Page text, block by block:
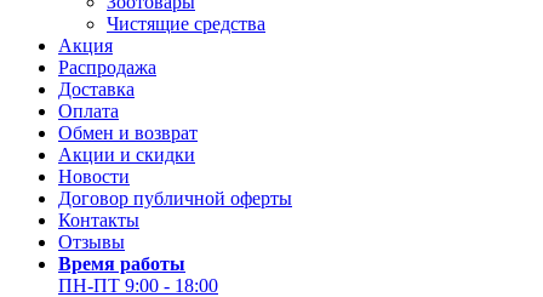
Чистящие средства
Акция
Распродажа
Доставка
Оплата
Обмен и возврат
Акции и скидки
Новости
Договор публичной оферты
Контакты
Отзывы
Время работы
ПН-ПТ 9:00 - 18:00